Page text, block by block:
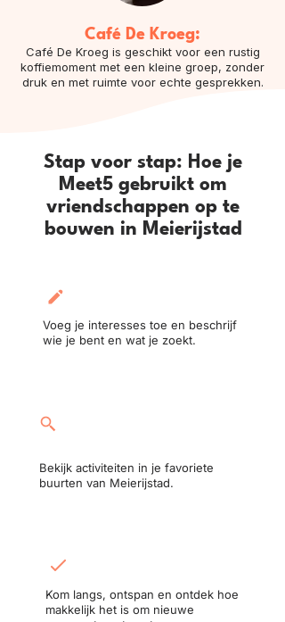
Café De Kroeg:
Café De Kroeg is geschikt voor een rustig
koffiemoment met een kleine groep, zonder
druk en met ruimte voor echte gesprekken.
Stap voor stap: Hoe je
Meet5 gebruikt om
vriendschappen op te
bouwen in Meierijstad
Voeg je interesses toe en beschrijf
wie je bent en wat je zoekt.
Bekijk activiteiten in je favoriete
buurten van Meierijstad.
Kom langs, ontspan en ontdek hoe
makkelijk het is om nieuwe